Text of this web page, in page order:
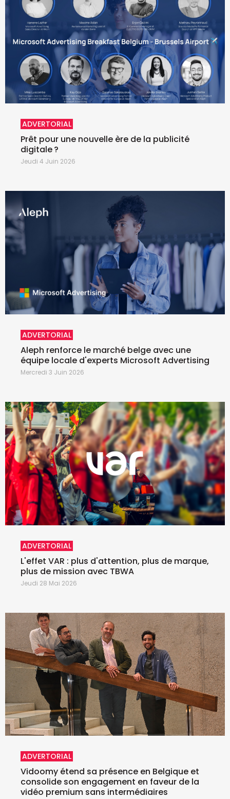
ADVERTORIAL
Prêt pour une nouvelle ère de la publicité
digitale ?
Jeudi 4 Juin 2026
ADVERTORIAL
Aleph renforce le marché belge avec une
équipe locale d'experts Microsoft Advertising
Mercredi 3 Juin 2026
ADVERTORIAL
L'effet VAR : plus d'attention, plus de marque,
plus de mission avec TBWA
Jeudi 28 Mai 2026
ADVERTORIAL
Vidoomy étend sa présence en Belgique et
consolide son engagement en faveur de la
vidéo premium sans intermédiaires